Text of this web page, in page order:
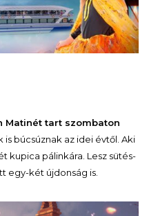
Matinét tart szombaton
is búcsúznak az idei évtől. Aki
pálinkára. Lesz sütés-
egy-két újdonság is.